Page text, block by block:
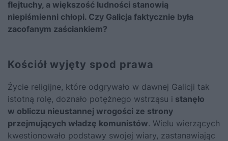
flejtuchy, a większość ludności stanowią
niepiśmienni chłopi. Czy Galicja faktycznie była
zacofanym zaściankiem?
Kościół wyjęty spod prawa
Życie religijne, które odgrywało w dawnej Galicji tak
istotną rolę, doznało potężnego wstrząsu i stanęło
w obliczu nieustannej wrogości ze strony
przejmujących władzę komunistów. Wielu wierzących
kwestionowało podstawy swojej wiary, zastanawiając